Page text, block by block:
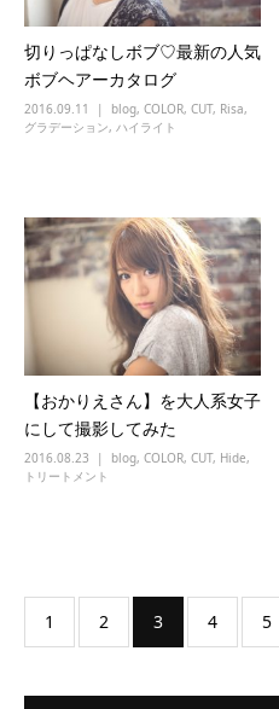
切りっぱなしボブ♡最新の人気
ボブヘアーカタログ
2016.09.11 blog, COLOR, CUT, Risa,
グラデーション, ハイライト
【おかりえさん】を大人系女子
にして撮影してみた
2016.08.23 blog, COLOR, CUT, Hide,
トリートメント
1 2 3 4 5